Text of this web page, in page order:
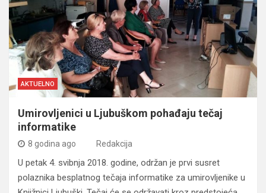
AKTUELNO
Umirovljenici u Ljubuškom pohađaju tečaj
informatike
8 godina ago Redakcija
U petak 4. svibnja 2018. godine, održan je prvi susret
polaznika besplatnog tečaja informatike za umirovljenike u